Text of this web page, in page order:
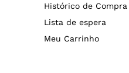
Histórico de Compra
Lista de espera
Meu Carrinho